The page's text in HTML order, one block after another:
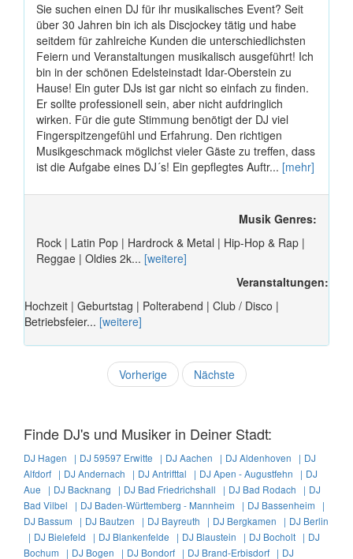
Sie suchen einen DJ für ihr musikalisches Event? Seit
über 30 Jahren bin ich als Discjockey tätig und habe
seitdem für zahlreiche Kunden die unterschiedlichsten
Feiern und Veranstaltungen musikalisch ausgeführt! Ich
bin in der schönen Edelsteinstadt Idar-Oberstein zu
Hause! Ein guter DJs ist gar nicht so einfach zu finden.
Er sollte professionell sein, aber nicht aufdringlich
wirken. Für die gute Stimmung benötigt der DJ viel
Fingerspitzengefühl und Erfahrung. Den richtigen
Musikgeschmack möglichst vieler Gäste zu treffen, dass
ist die Aufgabe eines DJ´s! Ein gepflegtes Auftr... [mehr]
Musik Genres:
Rock | Latin Pop | Hardrock & Metal | Hip-Hop & Rap |
Reggae | Oldies 2k... [weitere]
Veranstaltungen:
Hochzeit | Geburtstag | Polterabend | Club / Disco |
Betriebsfeier... [weitere]
Vorherige Nächste
Finde DJ's und Musiker in Deiner Stadt:
DJ Hagen | DJ 59597 Erwitte | DJ Aachen | DJ Aldenhoven | DJ
Alfdorf | DJ Andernach | DJ Antrifttal | DJ Apen - Augustfehn | DJ
Aue | DJ Backnang | DJ Bad Friedrichshall | DJ Bad Rodach | DJ
Bad Vilbel | DJ Baden-Württemberg - Mannheim | DJ Bassenheim |
DJ Bassum | DJ Bautzen | DJ Bayreuth | DJ Bergkamen | DJ Berlin
| DJ Bielefeld | DJ Blankenfelde | DJ Blaustein | DJ Bocholt | DJ
Bochum | DJ Bogen | DJ Bondorf | DJ Brand-Erbisdorf | DJ